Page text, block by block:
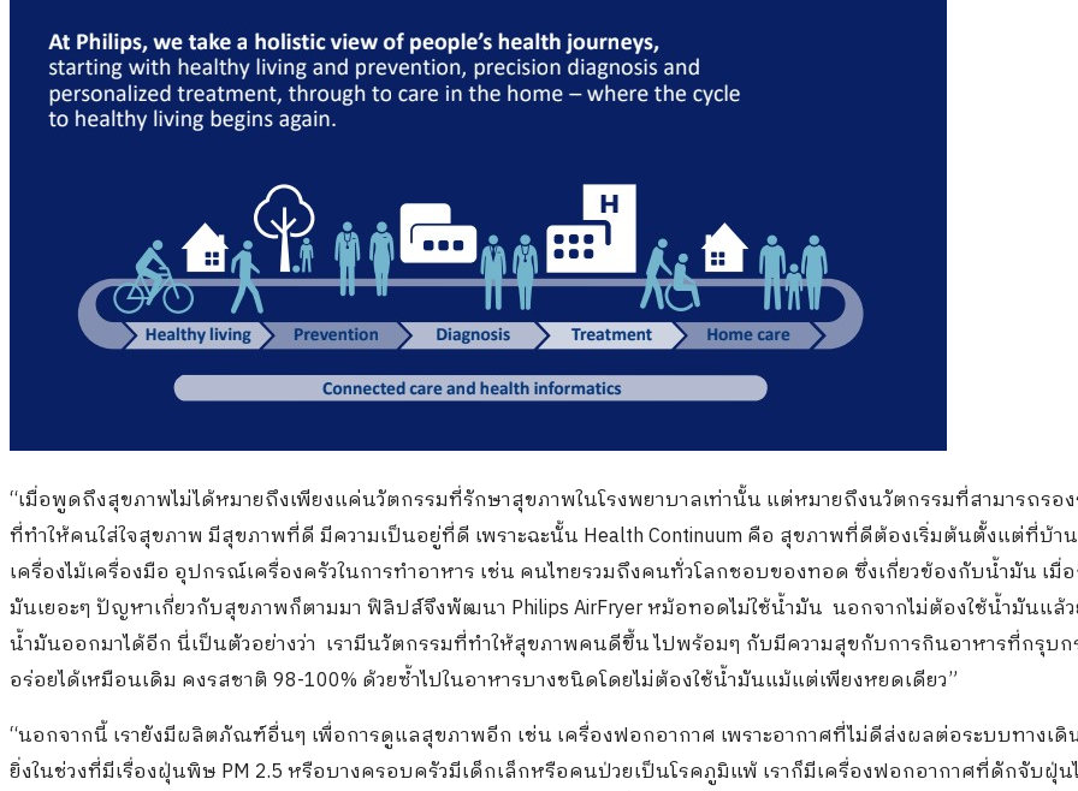
“เมื่อพูดถึงสุขภาพไม่ได้หมายถึงเพียงแค่นวัตกรรมที่รักษาสุขภาพในโรงพยาบาลเท่านั้น แต่หมายถึงนวัตกรรมที่สามารถรอ
ที่ทำให้คนใส่ใจสุขภาพ มีสุขภาพที่ดี มีความเป็นอยู่ที่ดี เพราะฉะนั้น Health Continuum คือ สุขภาพที่ดีต้องเริ่มต้นตั้งแต่ที่บ้า
เครื่องไม้เครื่องมือ อุปกรณ์เครื่องครัวในการทำอาหาร เช่น คนไทยรวมถึงคนทั่วโลกชอบของทอด ซึ่งเกี่ยวข้องกับน้ำมัน เมื่
มันเยอะๆ ปัญหาเกี่ยวกับสุขภาพก็ตามมา ฟิลิปส์จึงพัฒนา Philips AirFryer หม้อทอดไม่ใช้น้ำมัน นอกจากไม่ต้องใช้น้ำมันแล้
น้ำมันออกมาได้อีก นี่เป็นตัวอย่างว่า เรามีนวัตกรรมที่ทำให้สุขภาพคนดีขึ้น ไปพร้อมๆ กับมีความสุขกับการกินอาหารที่กรุบ
อร่อยได้เหมือนเดิม คงรสชาติ 98-100% ด้วยซ้ำไปในอาหารบางชนิดโดยไม่ต้องใช้น้ำมันแม้แต่เพียงหยดเดียว”
“นอกจากนี้ เรายังมีผลิตภัณฑ์อื่นๆ เพื่อการดูแลสุขภาพอีก เช่น เครื่องฟอกอากาศ เพราะอากาศที่ไม่ดีส่งผลต่อระบบทางเดิ
ยิ่งในช่วงที่มีเรื่องฝุ่นพิษ PM 2.5 หรือบางครอบครัวมีเด็กเล็กหรือคนป่วยเป็นโรคภูมิแพ้ เราก็มีเครื่องฟอกอากาศที่ดักจับฝุ่น